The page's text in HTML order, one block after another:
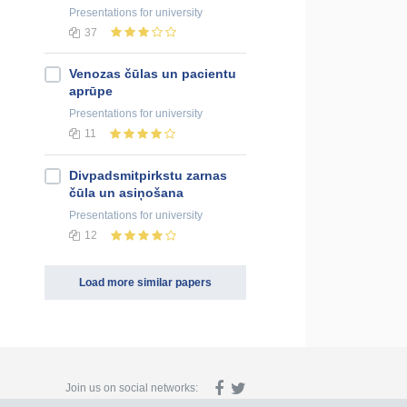
Presentations for university
37
Venozas čūlas un pacientu
aprūpe
Presentations for university
11
Divpadsmitpirkstu zarnas
čūla un asiņošana
Presentations for university
12
Load more similar papers
Join us on social networks: